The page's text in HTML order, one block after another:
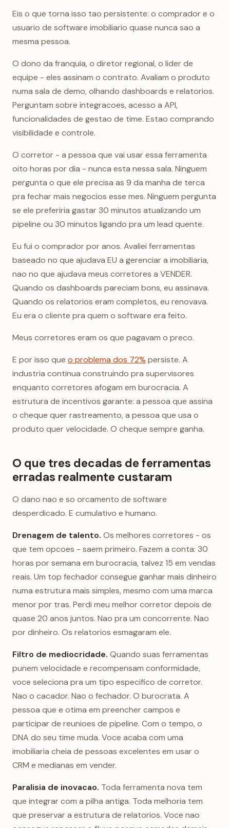
Eis o que torna isso tao persistente: o comprador e o
usuario de software imobiliario quase nunca sao a
mesma pessoa.
O dono da franquia, o diretor regional, o lider de
equipe - eles assinam o contrato. Avaliam o produto
numa sala de demo, olhando dashboards e relatorios.
Perguntam sobre integracoes, acesso a API,
funcionalidades de gestao de time. Estao comprando
visibilidade e controle.
O corretor - a pessoa que vai usar essa ferramenta
oito horas por dia - nunca esta nessa sala. Ninguem
pergunta o que ele precisa as 9 da manha de terca
pra fechar mais negocios esse mes. Ninguem pergunta
se ele preferiria gastar 30 minutos atualizando um
pipeline ou 30 minutos ligando pra um lead quente.
Eu fui o comprador por anos. Avaliei ferramentas
baseado no que ajudava EU a gerenciar a imobiliaria,
nao no que ajudava meus corretores a VENDER.
Quando os dashboards pareciam bons, eu assinava.
Quando os relatorios eram completos, eu renovava.
Eu era o cliente pra quem o software era feito.
Meus corretores eram os que pagavam o preco.
E por isso que o problema dos 72% persiste. A
industria continua construindo pra supervisores
enquanto corretores afogam em burocracia. A
estrutura de incentivos garante: a pessoa que assina
o cheque quer rastreamento, a pessoa que usa o
produto quer velocidade. O cheque sempre ganha.
O que tres decadas de ferramentas
erradas realmente custaram
O dano nao e so orcamento de software
desperdicado. E cumulativo e humano.
Drenagem de talento. Os melhores corretores - os
que tem opcoes - saem primeiro. Fazem a conta: 30
horas por semana em burocracia, talvez 15 em vendas
reais. Um top fechador consegue ganhar mais dinheiro
numa estrutura mais simples, mesmo com uma marca
menor por tras. Perdi meu melhor corretor depois de
quase 20 anos juntos. Nao pra um concorrente. Nao
por dinheiro. Os relatorios esmagaram ele.
Filtro de mediocridade. Quando suas ferramentas
punem velocidade e recompensam conformidade,
voce seleciona pra um tipo especifico de corretor.
Nao o cacador. Nao o fechador. O burocrata. A
pessoa que e otima em preencher campos e
participar de reunioes de pipeline. Com o tempo, o
DNA do seu time muda. Voce acaba com uma
imobiliaria cheia de pessoas excelentes em usar o
CRM e medianas em vender.
Paralisia de inovacao. Toda ferramenta nova tem
que integrar com a pilha antiga. Toda melhoria tem
que preservar a estrutura de relatorios. Voce nao